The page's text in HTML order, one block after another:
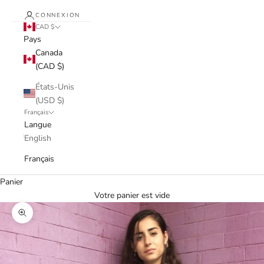
CONNEXION
CAD $
Pays
Canada
(CAD $)
États-Unis
(USD $)
Français
Langue
English
Français
Panier
Votre panier est vide
Zoomer sur l'image